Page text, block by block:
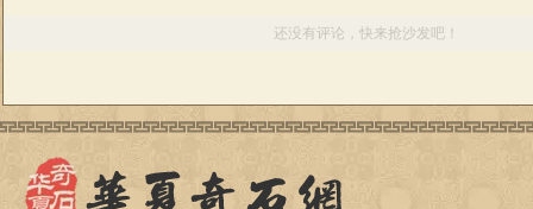
还没有评论，快来抢沙发吧！